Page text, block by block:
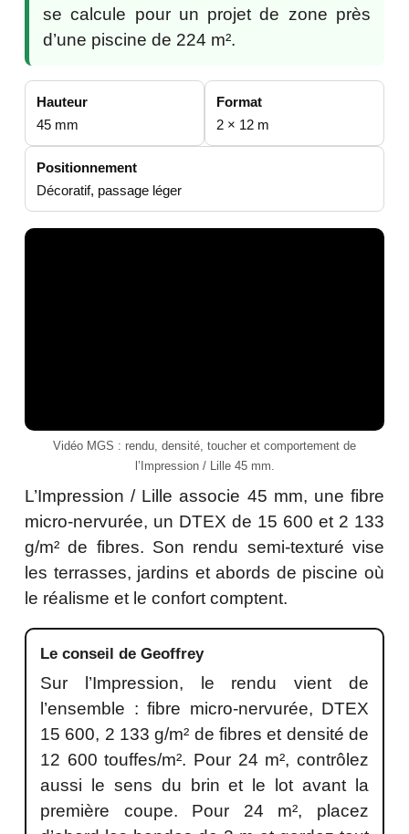
se calcule pour un projet de zone près
d’une piscine de 224 m².
Hauteur
45 mm
Format
2 × 12 m
Positionnement
Décoratif, passage léger
Vidéo MGS : rendu, densité, toucher et comportement de
l’Impression / Lille 45 mm.
L’Impression / Lille associe 45 mm, une fibre
micro-nervurée, un DTEX de 15 600 et 2 133
g/m² de fibres. Son rendu semi-texturé vise
les terrasses, jardins et abords de piscine où
le réalisme et le confort comptent.
Le conseil de Geoffrey
Sur l’Impression, le rendu vient de
l’ensemble : fibre micro-nervurée, DTEX
15 600, 2 133 g/m² de fibres et densité de
12 600 touffes/m². Pour 24 m², contrôlez
aussi le sens du brin et le lot avant la
première coupe. Pour 24 m², placez